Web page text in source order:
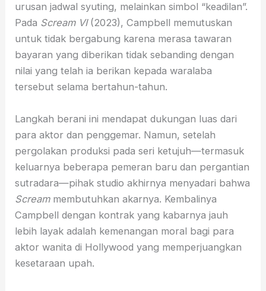
urusan jadwal syuting, melainkan simbol “keadilan”.
Pada Scream VI(2023), Campbell memutuskan
untuk tidak bergabung karena merasa tawaran
bayaran yang diberikan tidak sebanding dengan
nilai yang telah ia berikan kepada waralaba
tersebut selama bertahun-tahun.
Langkah berani ini mendapat dukungan luas dari
para aktor dan penggemar. Namun, setelah
pergolakan produksi pada seri ketujuh—termasuk
keluarnya beberapa pemeran baru dan pergantian
sutradara—pihak studio akhirnya menyadari bahwa
Screammembutuhkan akarnya. Kembalinya
Campbell dengan kontrak yang kabarnya jauh
lebih layak adalah kemenangan moral bagi para
aktor wanita di Hollywood yang memperjuangkan
kesetaraan upah.